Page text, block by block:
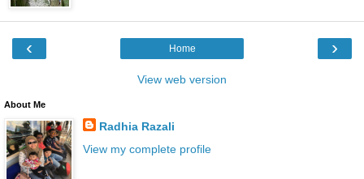
‹ ›
Home
View web version
About Me
Radhia Razali
View my complete profile